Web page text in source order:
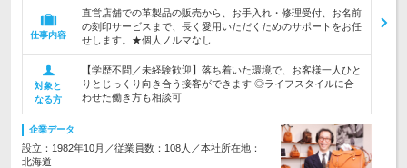
仕事内容
直営店舗での革製品の販売から、お手入れ・修理受付、お名前
の刻印サービスまで、長く愛用いただくためのサポートをお任
せします。★個人ノルマなし
対象と
なる方
【学歴不問／未経験歓迎】落ち着いた環境で、お客様一人ひと
りとじっくり向き合う接客ができます ◎ライフスタイルに合
わせた働き方も相談可
企業データ
設立：1982年10月／従業員数：108人／本社所在地：
北海道